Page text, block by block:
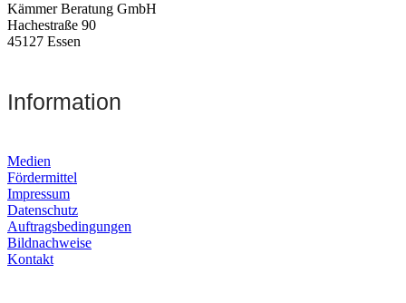
Kämmer Beratung GmbH
Hachestraße 90
45127 Essen
Information
Medien
Fördermittel
Impressum
Datenschutz
Auftragsbedingungen
Bildnachweise
Kontakt